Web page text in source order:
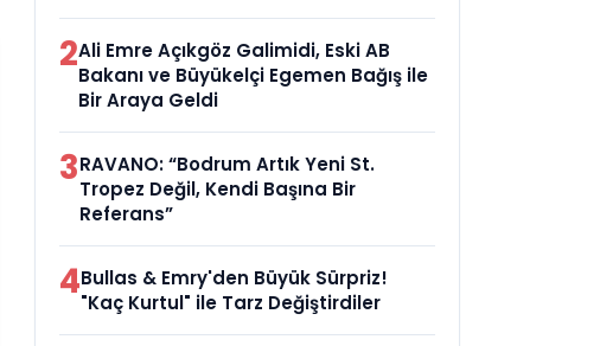
2Ali Emre Açıkgöz Galimidi, Eski AB
Bakanı ve Büyükelçi Egemen Bağış ile
Bir Araya Geldi
3RAVANO: “Bodrum Artık Yeni St.
Tropez Değil, Kendi Başına Bir
Referans”
4Bullas & Emry'den Büyük Sürpriz!
"Kaç Kurtul" ile Tarz Değiştirdiler